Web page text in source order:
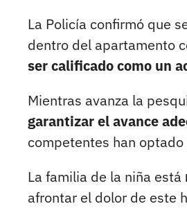
La Policía confirmó que
dentro del apartamento
ser calificado como un
Mientras avanza la
garantizar el avance
competentes han
La familia de la niña está
afrontar el dolor de este